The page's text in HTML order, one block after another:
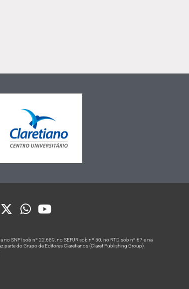
SNPI sob nº 22.689, no SEPJR sob nº 50, no RTD sob nº 67 e na
parte do Grupo de Editores Claretianos (Claret Publishing Group).